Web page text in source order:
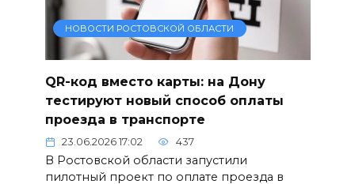
НОВОСТИ РОСТОВСКОЙ ОБЛАСТИ
QR-код вместо карты: на Дону
тестируют новый способ оплаты
проезда в транспорте
23.06.2026 17:02 437
В Ростовской области запустили
пилотный проект по оплате проезда в